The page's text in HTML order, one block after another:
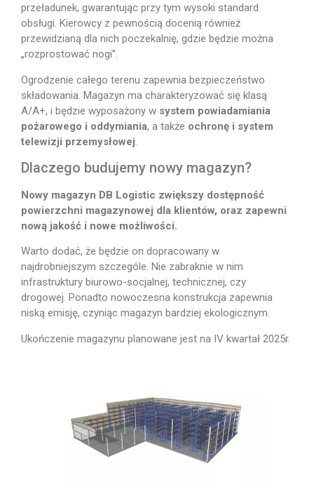
przeładunek, gwarantując przy tym wysoki standard
obsługi. Kierowcy z pewnością docenią również
przewidzianą dla nich poczekalnię, gdzie będzie można
„rozprostować nogi”.
Ogrodzenie całego terenu zapewnia bezpieczeństwo
składowania. Magazyn ma charakteryzować się klasą
A/A+, i będzie wyposażony w system powiadamiania
pożarowego i oddymiania, a także ochronę i system
telewizji przemysłowej.
Dlaczego budujemy nowy magazyn?
Nowy magazyn DB Logistic zwiększy dostępność
powierzchni magazynowej dla klientów, oraz zapewni
nową jakość i nowe możliwości.
Warto dodać, że będzie on dopracowany w
najdrobniejszym szczególe. Nie zabraknie w nim
infrastruktury biurowo-socjalnej, technicznej, czy
drogowej. Ponadto nowoczesna konstrukcja zapewnia
niską emisję, czyniąc magazyn bardziej ekologicznym.
Ukończenie magazynu planowane jest na IV kwartał 2025r.